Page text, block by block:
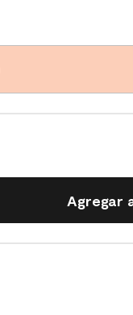
Agregar